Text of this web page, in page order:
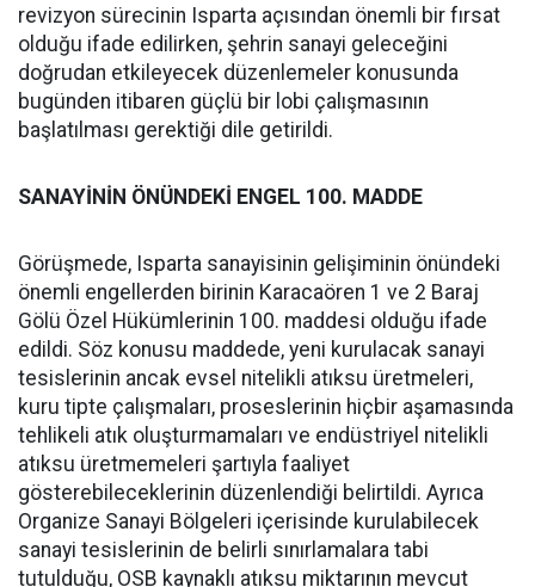
revizyon sürecinin Isparta açısından önemli bir fırsat
olduğu ifade edilirken, şehrin sanayi geleceğini
doğrudan etkileyecek düzenlemeler konusunda
bugünden itibaren güçlü bir lobi çalışmasının
başlatılması gerektiği dile getirildi.
SANAYİNİN ÖNÜNDEKİ ENGEL 100. MADDE
Görüşmede, Isparta sanayisinin gelişiminin önündeki
önemli engellerden birinin Karacaören 1 ve 2 Baraj
Gölü Özel Hükümlerinin 100. maddesi olduğu ifade
edildi. Söz konusu maddede, yeni kurulacak sanayi
tesislerinin ancak evsel nitelikli atıksu üretmeleri,
kuru tipte çalışmaları, proseslerinin hiçbir aşamasında
tehlikeli atık oluşturmamaları ve endüstriyel nitelikli
atıksu üretmemeleri şartıyla faaliyet
gösterebileceklerinin düzenlendiği belirtildi. Ayrıca
Organize Sanayi Bölgeleri içerisinde kurulabilecek
sanayi tesislerinin de belirli sınırlamalara tabi
tutulduğu, OSB kaynaklı atıksu miktarının mevcut